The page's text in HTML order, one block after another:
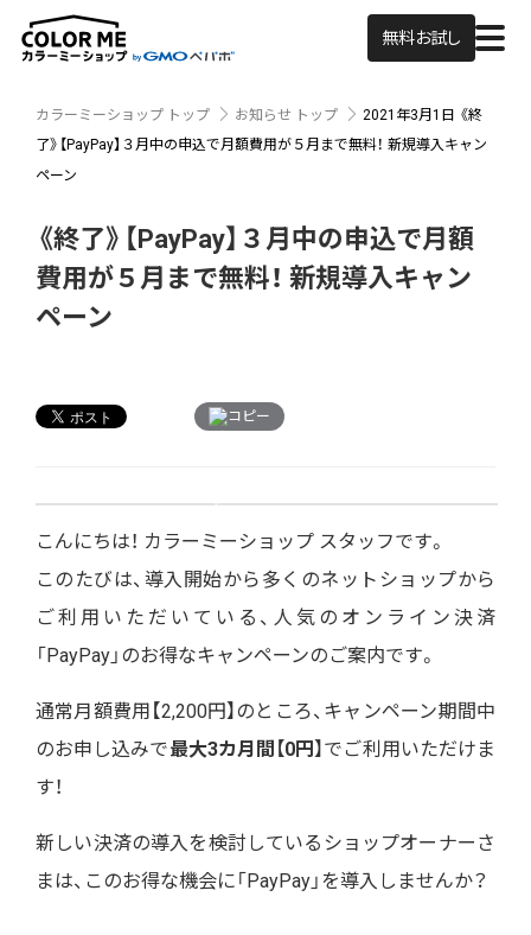
無料お試し
カラーミーショップ トップ お知らせ トップ 2021年3月1日 《終
了》【PayPay】３月中の申込で月額費用が５月まで無料！ 新規導入キャン
ペーン
《終了》【PayPay】３月中の申込で月額
費用が５月まで無料！ 新規導入キャン
ペーン
コピー
こんにちは！ カラーミーショップ スタッフです。
このたびは、導入開始から多くのネットショップから
ご利用いただいている、人気のオンライン決済
「PayPay」のお得なキャンペーンのご案内です。
通常月額費用【2,200円】のところ、キャンペーン期間中
のお申し込みで最大3カ月間 【0円 】でご利用いただけま
す！
新しい決済の導入を検討しているショップオーナーさ
まは、このお得な機会に「PayPay」を導入しませんか？